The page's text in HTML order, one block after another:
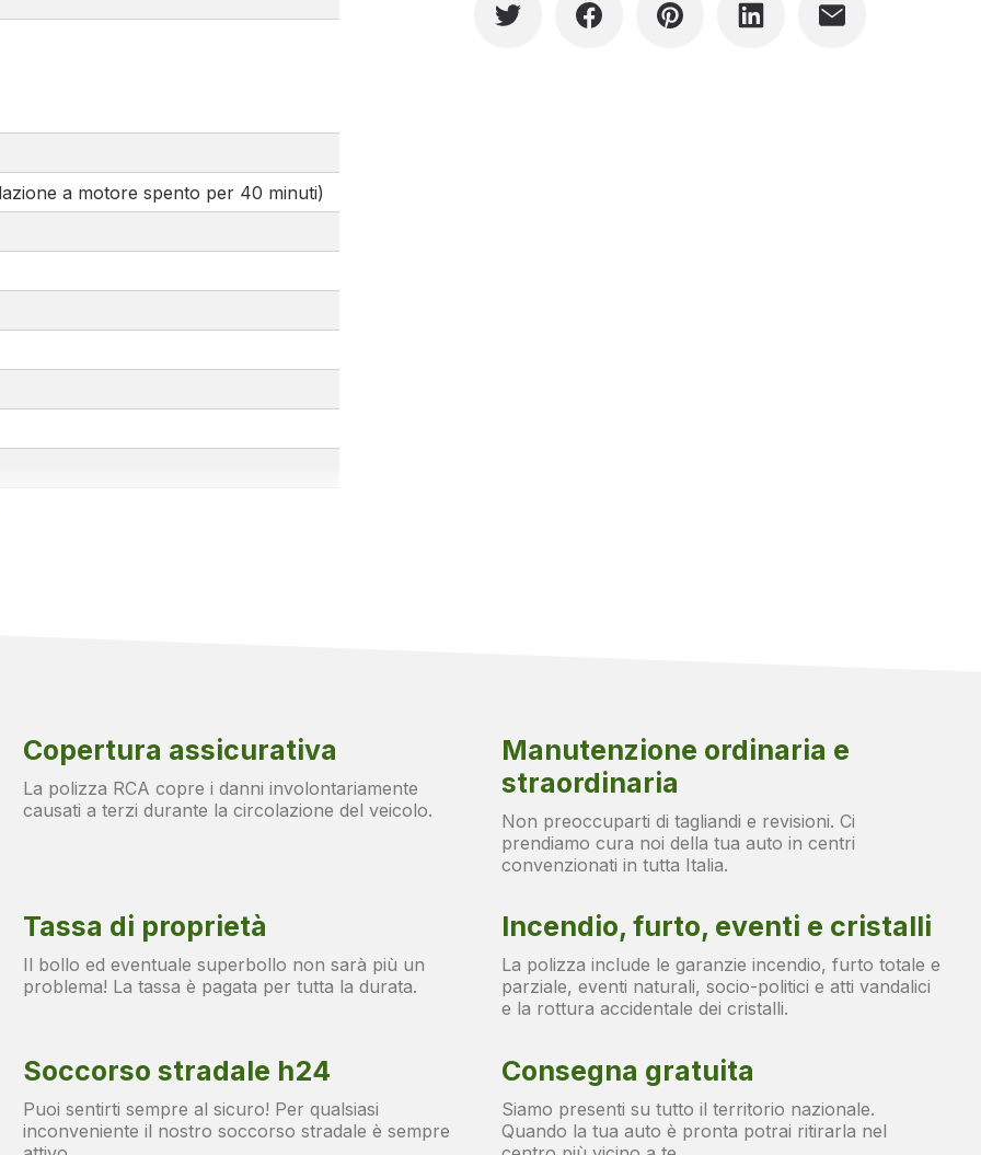
a motore spento per 40 minuti)
stop e (< 10km/h) indic. di direzione
LED
carrozzeria
Copertura assicurativa
La polizza RCA copre i danni involontariamente
causati a terzi durante la circolazione del veicolo.
Manutenzione ordinaria e
straordinaria
Non preoccuparti di tagliandi e revisioni. Ci
prendiamo cura noi della tua auto in centri
convenzionati in tutta Italia.
Tassa di proprietà
Il bollo ed eventuale superbollo non sarà più un
problema! La tassa è pagata per tutta la durata.
Incendio, furto, eventi e cristalli
La polizza include le garanzie incendio, furto totale e
parziale, eventi naturali, socio-politici e atti vandalici
e la rottura accidentale dei cristalli.
Soccorso stradale h24
Puoi sentirti sempre al sicuro! Per qualsiasi
inconveniente il nostro soccorso stradale è sempre
Consegna gratuita
Siamo presenti su tutto il territorio nazionale.
Quando la tua auto è pronta potrai ritirarla nel